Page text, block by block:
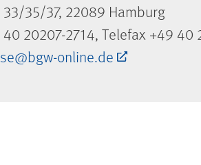
35/37, 22089 Hamburg
20207-2714, Telefax +49 40
online.de